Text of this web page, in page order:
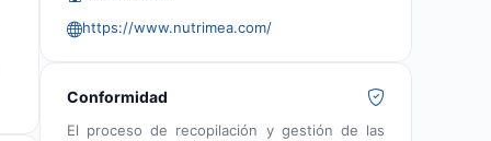
https://www.nutrimea.com/
Conformidad
El proceso de recopilación y gestión de las